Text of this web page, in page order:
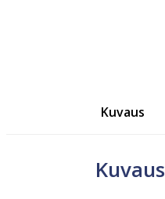
Kuvaus
Kuvaus